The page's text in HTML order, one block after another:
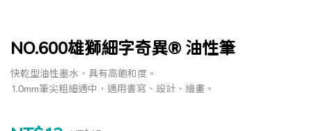
NO.600雄獅細字奇異® 油性筆
快乾型油性墨水，具有高飽和度。
1.0mm筆尖粗細適中，適用書寫、設計、繪畫。